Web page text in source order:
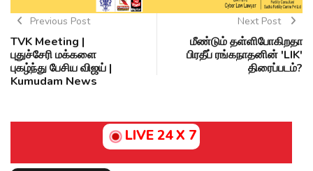
Previous Post
TVK Meeting |
புதுச்சேரி மக்களை
புகழ்ந்து பேசிய விஜய் |
Kumudam News
Next Post
மீண்டும் தள்ளிபோகிறதா
பிரதீப் ரங்கநாதனின் 'LIK'
திரைப்படம்?
LIVE 24 X 7